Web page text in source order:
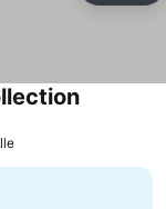
prix
Consulter